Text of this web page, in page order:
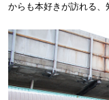
からも本好きが訪れる、